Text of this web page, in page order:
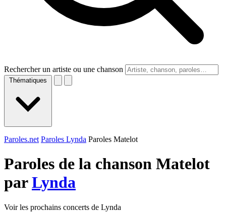
Rechercher un artiste ou une chanson
Thématiques
Paroles.net Paroles Lynda Paroles Matelot
Paroles de la chanson Matelot
parLynda
Voir les prochains concerts de Lynda